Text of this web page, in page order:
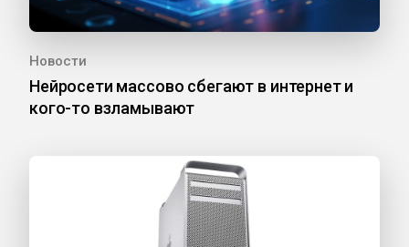
Новости
Нейросети массово сбегают в интернет и
кого-то взламывают